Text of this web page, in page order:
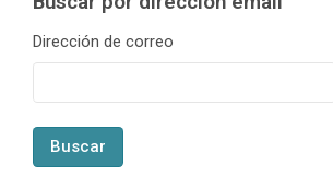
Buscar por dirección email
Dirección de correo